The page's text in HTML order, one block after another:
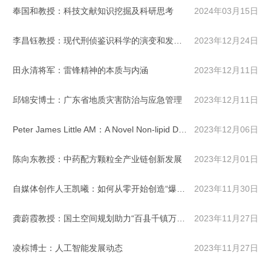
2024年03月15日
奉国和教授：科技文献知识挖掘及科研思考
2023年12月24日
李昌钰教授：现代刑侦鉴识科学的演变和发展趋势——世界名案侦破剖析
2023年12月11日
田永清将军：雷锋精神的本质与内涵
2023年12月11日
邱锦安博士：广东省地质灾害防治与应急管理
2023年12月06日
Peter James Little AM：A Novel Non-lipid Dependent Therapy for Atherosclerosis
2023年12月01日
陈向东教授：中药配方颗粒全产业链创新发展
2023年11月30日
2023年11月27日
龚蔚霞教授：国土空间规划助力“百县千镇万村”高质量发展的实践与思考
2023年11月27日
凌棕博士：人工智能发展动态